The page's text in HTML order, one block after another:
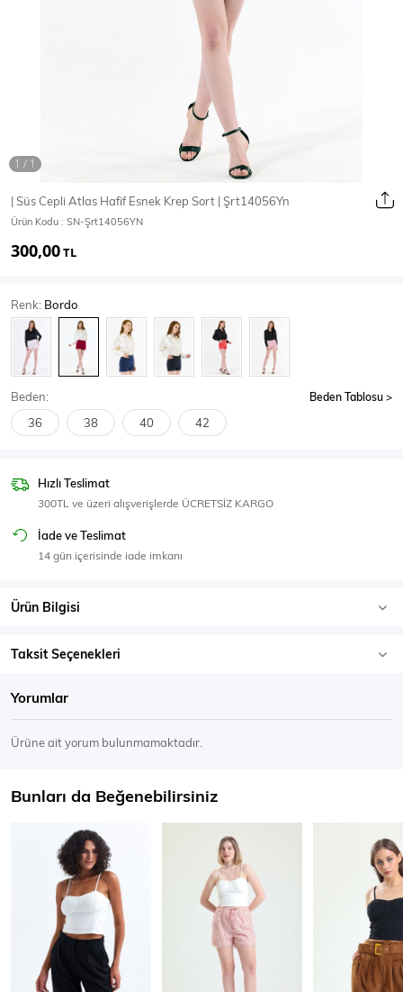
T-Shirt
Body Atlet Crop & Büstiyer
SPOR GİYİM
Eşofman Üstü
| Süs Cepli Atlas Hafif Esnek Krep Sort | Şrt14056Yn
Ürün Kodu : SN-Şrt14056YN
300,00TL
Renk: Bordo
Beden: Beden Tablosu
36 38 40 42
Hızlı Teslimat
300TL ve üzeri alışverişlerde ÜCRETSİZ KARGO
İade ve Teslimat
14 gün içerisinde iade imkanı
Ürün Bilgisi
Taksit Seçenekleri
Yorumlar
Ürüne ait yorum bulunmamaktadır.
Bunları da Beğenebilirsiniz